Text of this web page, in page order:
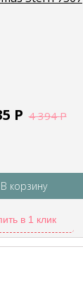
Р 4 394Р
В корзину
в 1 клик